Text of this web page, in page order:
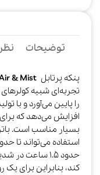
توضیحات
پنکه پرتابل & Mist
تجربه‌ای شبیه
را پایین می‌آورد و با
افزایش می‌دهد که
حدود ۱.۵ ساعت
کند، بنابراین برای